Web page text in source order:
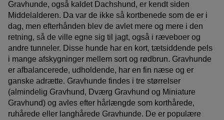
Gravhunde, også kaldet Dachshund, er kendt siden
Middelalderen. Da var de ikke så kortbenede som de er i
dag, men efterhånden blev de avlet mere og mere i den
retning, så de ville egne sig til jagt, også i ræveboer og
andre tunneler. Disse hunde har en kort, tætsiddende pels
i mange afskygninger mellem sort og rødbrun. Gravhunde
er afbalancerede, udholdende, har en fin næse og er
ganske adrætte. Gravhunde findes i tre størrelser
(almindelig Gravhund, Dværg Gravhund og Miniature
Gravhund) og avles efter hårlængde som korthårede,
ruhårede eller langhårede Gravhunde. De er populære